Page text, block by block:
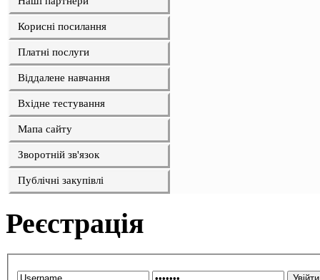
Корисні посилання
Платні послуги
Віддалене навчання
Вхідне тестування
Мапа сайту
Зворотній зв'язок
Публічні закупівлі
Реєстрація